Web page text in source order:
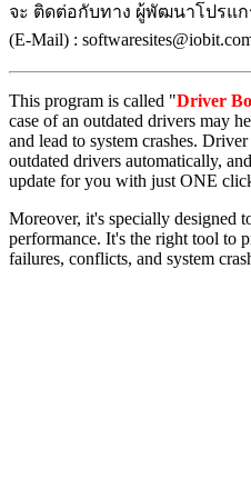
จะ ติดต่อกับทาง ผู้พัฒนาโปรแ
(E-Mail) :
This program is called "Driver
case of an outdated drivers may
and lead to system crashes.
outdated drivers automatically,
update for you with just ONE
Moreover, it's specially designed
performance. It's the right tool to
failures, conflicts, and system